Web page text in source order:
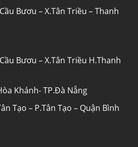
Bươu – X.Tân Triều – Thanh
Bươu – X.Tân Triều H.Thanh
Khánh- TP.Đà Nẵng
Tạo – P.Tân Tạo – Quận Bình